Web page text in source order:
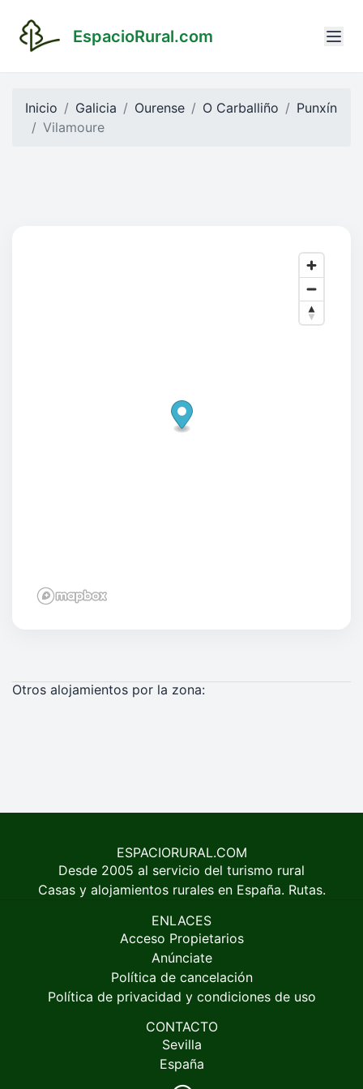
EspacioRural.com
Inicio Galicia Ourense O Carballiño
Punxín
Vilamoure
Otros alojamientos por la zona:
ESPACIORURAL.COM
Desde 2005 al servicio del turismo rural
Casas y alojamientos rurales en España. Rutas.
ENLACES
Acceso Propietarios
Anúnciate
Política de cancelación
Política de privacidad y condiciones de uso
CONTACTO
Sevilla
España